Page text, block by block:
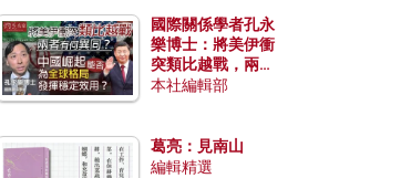
國際關係學者孔永
樂博士：將美伊衝
突類比越戰，兩者
有何異同？中國崛
本社編輯部
葛亮：見南山
編輯精選